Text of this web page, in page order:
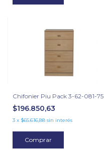
Chifonier Piu Pack 3-62-081-75
$196.850,63
3 x $65.616,88 sin interés